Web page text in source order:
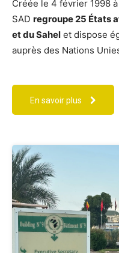
Créée le 4 février 1998
SAD regroupe 25 États
et du Sahel et dispose
auprès des Nations
En savoir plus